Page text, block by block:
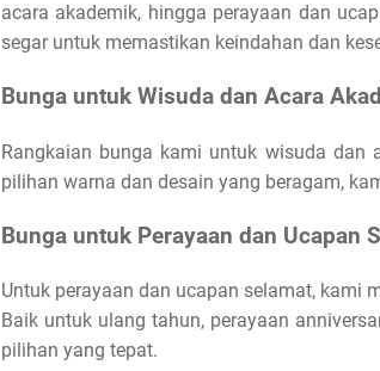
acara akademik, hingga perayaan dan
segar untuk memastikan keindahan dan
Bunga untuk Wisuda dan Acara
Rangkaian bunga kami untuk wisuda dan
pilihan warna dan desain yang beragam,
Bunga untuk Perayaan dan Ucapan
Untuk perayaan dan ucapan selamat, kami
Baik untuk ulang tahun, perayaan
pilihan yang tepat.